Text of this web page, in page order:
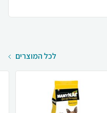
לכל המוצרים